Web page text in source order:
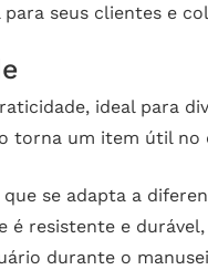
seus clientes e
ideal para
torna um item útil no
se adapta a
é resistente e
durante o